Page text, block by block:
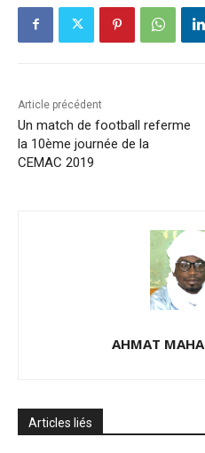
Article précédent
Un match de football referme
la 10ème journée de la
CEMAC 2019
AHMAT
Articles liés